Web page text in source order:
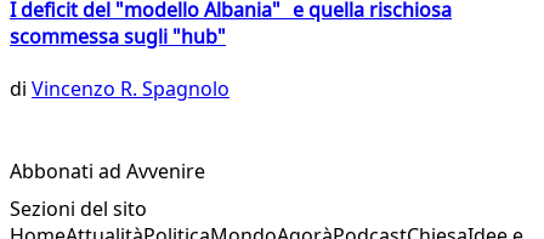
I deficit del "modello Albania" e quella rischiosa
scommessa sugli "hub"
di Vincenzo R. Spagnolo
Abbonati ad Avvenire
Sezioni del sito